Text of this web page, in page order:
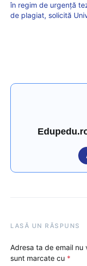
în regim de urgență
de plagiat, solicită
LASĂ UN RĂSPUNS
Adresa ta de email nu
sunt marcate cu *